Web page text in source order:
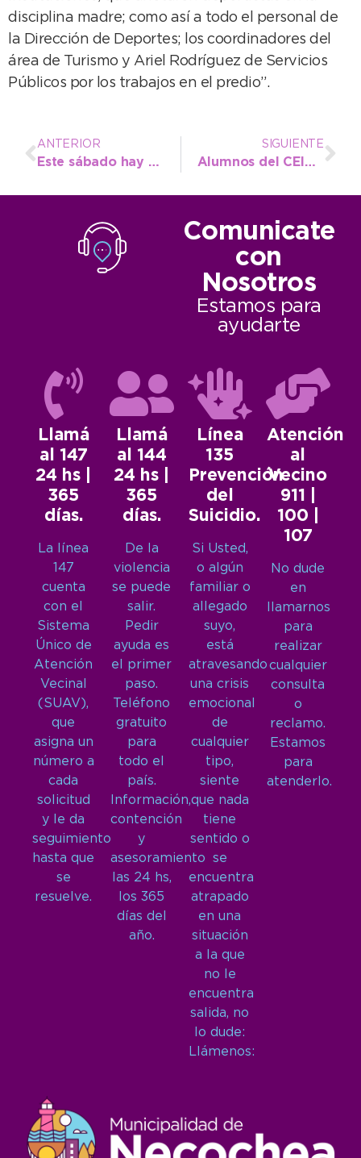
disciplina madre; como así a todo el personal de
la Dirección de Deportes; los coordinadores del
área de Turismo y Ariel Rodríguez de Servicios
Públicos por los trabajos en el predio”.
ANTERIOR
Este sábado hay nueva jornada de castración masiva de mascotas
SIGUIENTE
Alumnos del CEIA reforzaron su proyecto de investigación junto a técnicos de Piscicultura
Comunicate
con
Nosotros
Estamos para
ayudarte
Llamá
al 147
24 hs |
365
días.
La línea
147
cuenta
con el
Sistema
Único de
Atención
Vecinal
(SUAV),
que
asigna un
número a
cada
solicitud
y le da
seguimiento
hasta que
se
resuelve.
Llamá
al 144
24 hs |
365
días.
De la
violencia
se puede
salir.
Pedir
ayuda es
el primer
paso.
Teléfono
gratuito
para
todo el
país.
Información,
contención
y
asesoramiento
las 24 hs,
los 365
días del
año.
Línea
135
Prevención
del
Suicidio.
Si Usted,
o algún
familiar o
allegado
suyo,
está
atravesando
una crisis
emocional
de
cualquier
tipo,
siente
que nada
tiene
sentido o
se
encuentra
atrapado
en una
situación
a la que
no le
encuentra
salida, no
lo dude:
Llámenos:
Atención
al
Vecino
911 |
100 |
107
No dude
en
llamarnos
para
realizar
cualquier
consulta
o
reclamo.
Estamos
para
atenderlo.